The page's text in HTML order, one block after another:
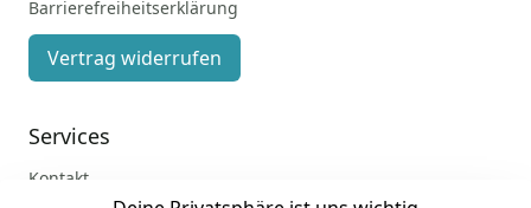
Barrierefreiheitserklärung
Vertrag widerrufen
Services
Kontakt